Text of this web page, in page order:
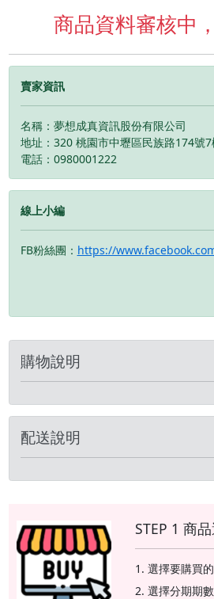
商品資料審核中
賣家資訊
名稱：夢想成真資訊股份有限公司
地址：320 桃園市中壢區民族路174號7
電話：0980001222
線上小編
FB粉絲團： https://
購物說明
配送說明
STEP 1 商
選擇要購買
選擇分期期